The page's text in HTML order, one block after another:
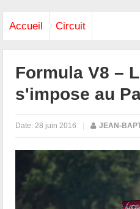
Accueil Circuit
Formula V8 –
s'impose au
Date: 28 juin 2016 | JEAN-